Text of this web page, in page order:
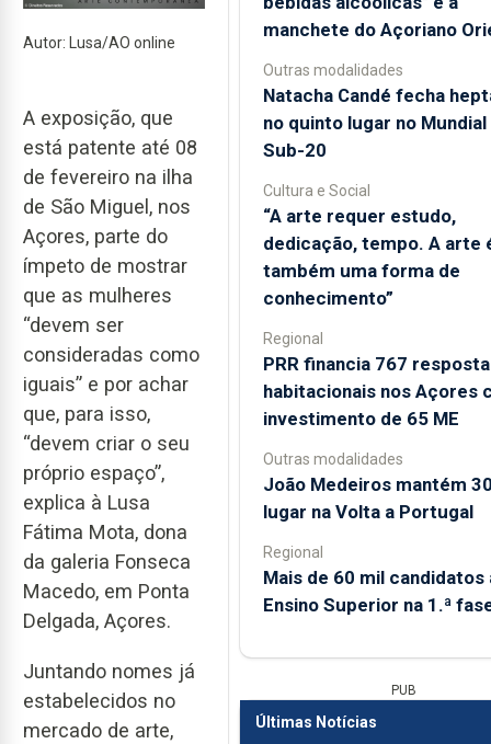
Autor: Lusa/AO online
A exposição, que
está patente até 08
de fevereiro na ilha
de São Miguel, nos
Açores, parte do
ímpeto de mostrar
que as mulheres
“devem ser
consideradas como
iguais” e por achar
que, para isso,
“devem criar o seu
próprio espaço”,
explica à Lusa
Fátima Mota, dona
da galeria Fonseca
Macedo, em Ponta
Delgada, Açores.
Juntando nomes já
estabelecidos no
mercado de arte,
manchete do Açoriano
Outras modalidades
Natacha Candé fecha
no quinto lugar no Mundial
Sub-20
Cultura e Social
“A arte requer estudo,
dedicação, tempo. A arte
também uma forma de
conhecimento”
Regional
PRR financia 767
habitacionais nos Açores
investimento de 65 ME
Outras modalidades
João Medeiros mantém
lugar na Volta a Portugal
Regional
Mais de 60 mil candidatos
Ensino Superior na 1.ª
PUB
Últimas Notícias